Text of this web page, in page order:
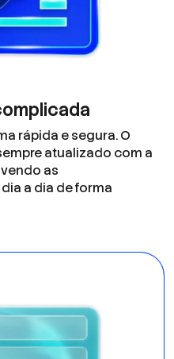
rápida e segura. O
atualizado com a
as
a dia de forma